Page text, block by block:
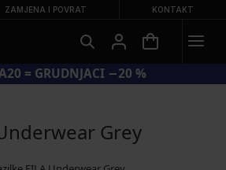
ZAMJENA I POVRAT KONTAKT
= GRUDNJACI −20 %
Grey